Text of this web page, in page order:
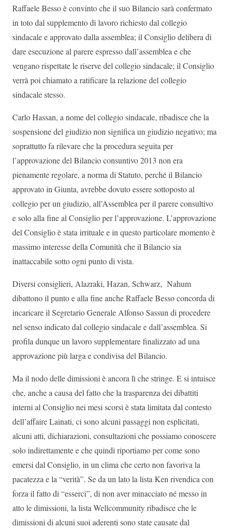
Raffaele Besso è convinto che il suo Bilancio sarà confermato
in toto dal supplemento di lavoro richiesto dal collegio
sindacale e approvato dalla assemblea; il Consiglio delibera di
dare esecuzione al parere espresso dall’assemblea e che
vengano rispettate le riserve del collegio sindacale; il Consiglio
verrà poi chiamato a ratificare la relazione del collegio
sindacale stesso.
Carlo Hassan, a nome del collegio sindacale, ribadisce che la
sospensione del giudizio non significa un giudizio negativo; ma
soprattutto fa rilevare che la procedura seguita per
l’approvazione del Bilancio consuntivo 2013 non era
pienamente regolare, a norma di Statuto, perché il Bilancio
approvato in Giunta, avrebbe dovuto essere sottoposto al
collegio per un giudizio, all’Assemblea per il parere consultivo
e solo alla fine al Consiglio per l’approvazione. L’approvazione
del Consiglio è stata irrituale e in questo particolare momento è
massimo interesse della Comunità che il Bilancio sia
inattaccabile sotto ogni punto di vista.
Diversi consiglieri, Alazraki, Hazan, Schwarz, Nahum
dibattono il punto e alla fine anche Raffaele Besso concorda di
incaricare il Segretario Generale Alfonso Sassun di procedere
nel senso indicato dal collegio sindacale e dall’assemblea. Si
profila dunque un lavoro supplementare finalizzato ad una
approvazione più larga e condivisa del Bilancio.
Ma il nodo delle dimissioni è ancora lì che stringe. E si intuisce
che, anche a causa del fatto che la trasparenza dei dibattiti
interni al Consiglio nei mesi scorsi è stata limitata dal contesto
dell’affaire Lainati, ci sono alcuni passaggi non esplicitati,
alcuni atti, dichiarazioni, consultazioni che possiamo conoscere
solo indirettamente e che quindi riportiamo per come sono
emersi dal Consiglio, in un clima che certo non favoriva la
pacatezza e la “verità”. Se da un lato la lista Ken rivendica con
forza il fatto di “esserci”, di non aver minacciato né messo in
atto le dimissioni, la lista Wellcommunity ribadisce che le
dimissioni di alcuni suoi aderenti sono state causate dal